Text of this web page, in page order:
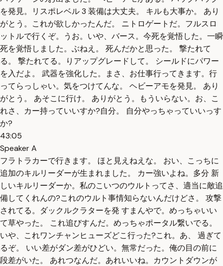
を発見。リスポレベル 3 装備は大丈夫。 キルも大事か。 あり
がとう。これが欲しかったんだ。 ニトロゲートだ。フルスロ
ットルで行くぞ。うお。いや、バース。今死を覚悟した。一瞬
死を覚悟しました。ぶねえ。 死んだかと思った。 撃たれて
る。 撃たれてる。りアップグレードして。 シールドにパワー
を入だよ。 武器を強化した。まさ、お仕事行ってきます。行
ってらっしゃい。気をつけてんな。 ヘビーアモを発見。 あり
がとう。 あそこに行け。 ありがとう。もういらない。お、こ
れさ、カー持っていいすか?自分。 自分やっちゃっていいっす
か?
43:05
Speaker A
フラトラカーで行きます。 ほと見えねえな。 おい、こっちに
追加のキルリーダーが生まれました。 カー強いよね。多分 新
しいキルリーダーか。私のこいつのウルトってさ、適当に敵追
備してくれんの?これのウルト事情知らないんだけどさ。 攻撃
されてる。ダックルクラターを発 すまんやで。めっちゃいい
て草やった。 これ追びすんだ。めっちゃポータル繋いでる。
いや、これワンチャンヒューズどこ行った?これ。あ、 過ぎて
るぞ。 いい差がダン差がひどい。無常だった。俺の目の前に
段差がいた。 あれつなんだ。あれいいね。カウントダウンが